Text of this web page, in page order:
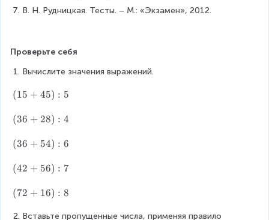
В. Н. Рудницкая. Тесты. – М.: «Экзамен», 2012.
Проверьте себя
Вычислите значения выражений.
(
5
4
)
5
(15 + 45) : 5
(
6
2
)
4
(36 + 28) : 4
(
6
5
)
(36 + 54) : 6
(
2
5
(42 + 56) : 7
(
2
(72 + 16) : 8
Вставьте пропущенные числа, применяя правило